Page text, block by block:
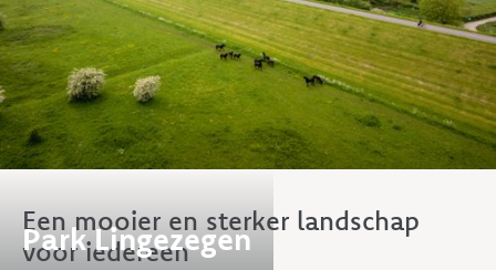
Park Lingezegen
Een mooier en sterker landschap
voor iedereen